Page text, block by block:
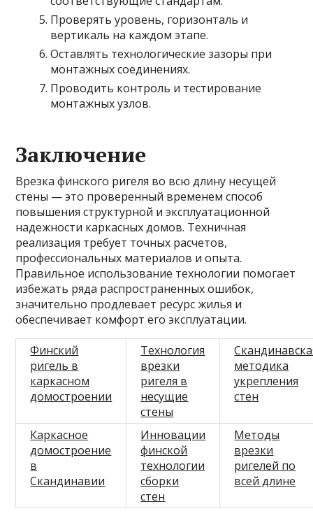
Проверять уровень, горизонталь и
вертикаль на каждом этапе.
Оставлять технологические зазоры при
монтажных соединениях.
Проводить контроль и тестирование
монтажных узлов.
Заключение
Врезка финского ригеля во всю длину несущей
стены — это проверенный временем способ
повышения структурной и эксплуатационной
надежности каркасных домов. Техничная
реализация требует точных расчетов,
профессиональных материалов и опыта.
Правильное использование технологии помогает
избежать ряда распространенных ошибок,
значительно продлевает ресурс жилья и
обеспечивает комфорт его эксплуатации.
Финский
ригель в
каркасном
домостроении
Технология
врезки
ригеля в
несущие
стены
методика
укрепления
стен
Каркасное
домостроение
в
Скандинавии
Инновации
финской
технологии
сборки
стен
Методы
врезки
ригелей по
всей длине